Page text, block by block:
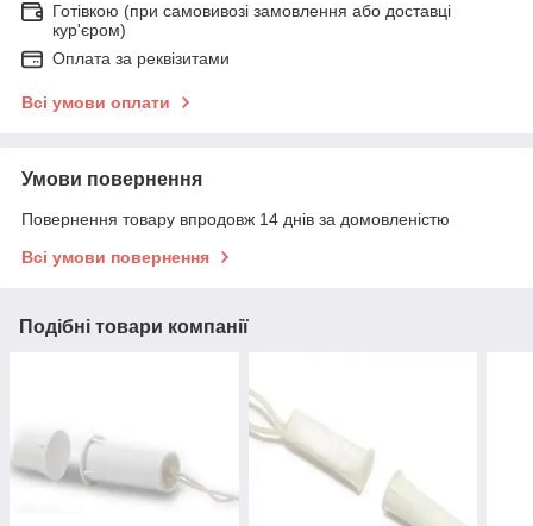
Готівкою (при самовивозі замовлення або доставці
кур'єром)
Оплата за реквізитами
Всі умови оплати
Умови повернення
Повернення товару впродовж 14 днів за домовленістю
Всі умови повернення
Подібні товари компанії